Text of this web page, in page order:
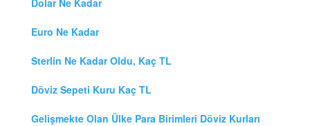
Euro Ne Kadar
Sterlin Ne Kadar Oldu, Kaç TL
Döviz Sepeti Kuru Kaç TL
Gelişmekte Olan Ülke Para Birimleri Döviz Kurları